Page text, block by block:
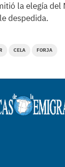
la elegía del
despedida.
CELA FORJA